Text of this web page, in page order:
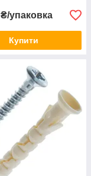
₴/упаковка
Купити